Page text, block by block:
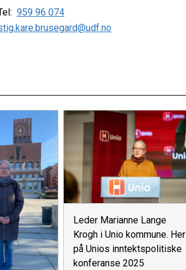
959 96 074
Leder Marianne Lange
Krogh i Unio kommune. Her
på Unios inntektspolitiske
konferanse 2025